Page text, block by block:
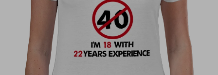
Arbeitskleidung
Fleece & Jacken
Warnschutzkleidung